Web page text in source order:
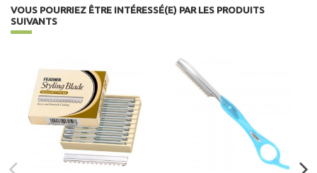
VOUS POURRIEZ ÊTRE INTÉRESSÉ(E) PAR LES PRODUITS
SUIVANTS